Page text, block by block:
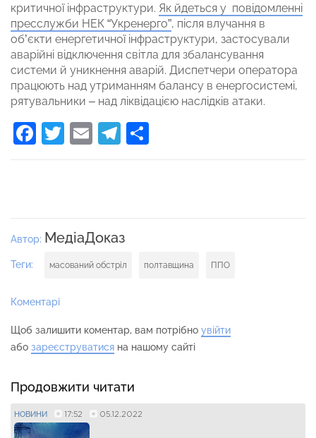
критичної інфраструктури. Як йдеться у повідомленні
пресслужби НЕК “Укренерго”, після влучання в
об’єкти енергетичної інфраструктури, застосували
аварійні відключення світла для збалансування
системи й уникнення аварій. Диспетчери оператора
працюють над утриманням балансу в енергосистемі,
рятувальники – над ліквідацією наслідків атаки.
Facebook
Twitter
EmailTelegram
Автор: МедіаДоказ
Теги: масований обстріл полтавщина ППО
Коментарі
Щоб залишити коментар, вам потрібно увійти
або зареєструватися на нашому сайті
Продовжити читати
НОВИНИ 17:52 05.12.2022